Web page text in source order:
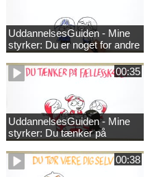
UddannelsesGuiden - Mine
styrker: Du er noget for andre
00:35
UddannelsesGuiden - Mine
styrker: Du tænker på
fællesskabet
00:38